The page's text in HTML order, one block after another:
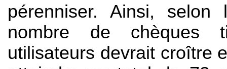
pérenniser. Ainsi, selon
nombre de chèques
utilisateurs devrait croître